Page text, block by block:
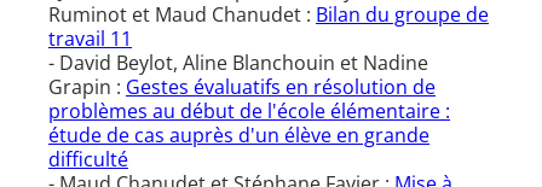
Ruminot et Maud Chanudet : Bilan du groupe de
travail 11
- David Beylot, Aline Blanchouin et Nadine
Grapin : Gestes évaluatifs en résolution de
problèmes au début de l'école élémentaire :
étude de cas auprès d'un élève en grande
difficulté